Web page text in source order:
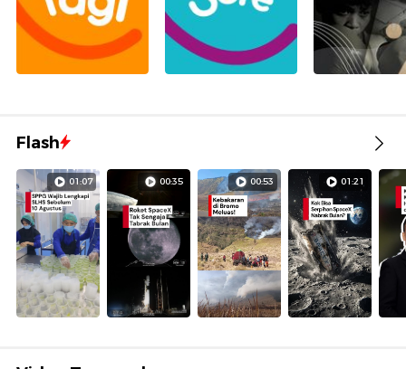
Flash
01:07 00:35 00:53 01:21